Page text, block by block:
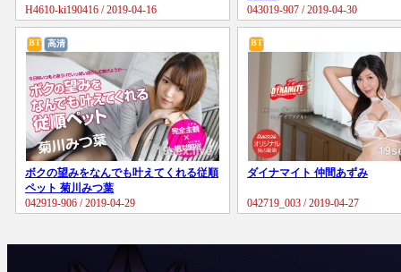
H4610-ki190416 / 2019-04-16
043019-907 / 2019-04-30
BT 高清
ボクの望みをなんでも叶えてくれる従順
ペット 菊川みつ葉
042919-906 / 2019-04-29
BT
ダイナマイト 仲間あずみ
042719_003 / 2019-04-27